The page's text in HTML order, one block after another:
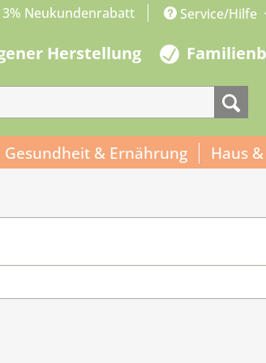
Neukundenrabatt Service/Hilfe
Herstellung
Gesundheit & Ernährung Haus